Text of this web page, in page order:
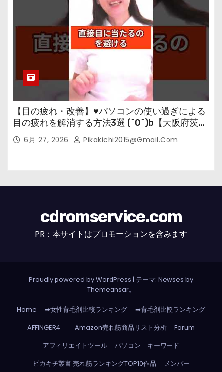
【目の疲れ・改善】♥パソコンの使い過ぎによる
目の疲れを解消する方法3選 (^0^)b【大阪府茨木
市の女性・美容鍼灸・整体師が教えます。】
6月 27, 2026 Pikakichi2015@gmail.com
cdromservice.com
PR：本サイトはプロモーションを含みます
Proudly powered by WordPress | テーマ: Newses by
Themeansar。
Home ➡女性育毛剤比較ランキング
➡育毛剤比較ランキング
AFFINGER4
Amazon売れ筋商品リスト分析
Forum
アフィリエイトツール
パソコン キーワード
ピカキチ叢書 売れ筋ランキングTOP10作品
メンバー